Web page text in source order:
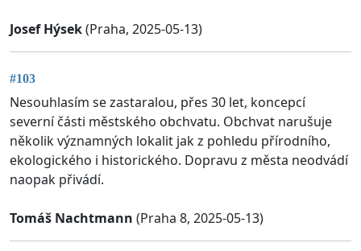
Josef Hýsek(Praha, 2025-05-13)
#103
Nesouhlasím se zastaralou, přes 30 let, koncepcí
severní části městského obchvatu. Obchvat narušuje
několik významných lokalit jak z pohledu přírodního,
ekologického i historického. Dopravu z města neodvádí
naopak přivádí.
Tomáš Nachtmann (Praha 8, 2025-05-13)